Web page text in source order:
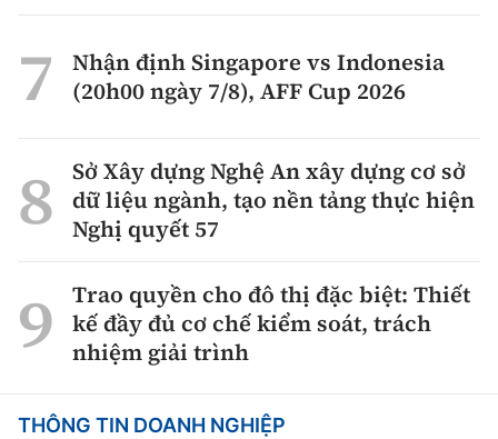
Nhận định Singapore vs Indonesia
(20h00 ngày 7/8), AFF Cup 2026
Sở Xây dựng Nghệ An xây dựng cơ sở
dữ liệu ngành, tạo nền tảng thực hiện
Nghị quyết 57
Trao quyền cho đô thị đặc biệt: Thiết
kế đầy đủ cơ chế kiểm soát, trách
nhiệm giải trình
THÔNG TIN DOANH NGHIỆP